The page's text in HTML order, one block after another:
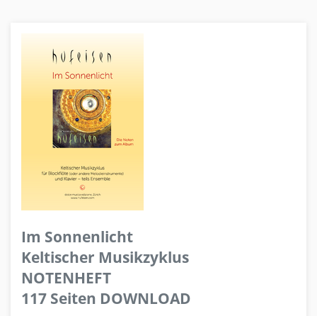
Im Sonnenlicht
Keltischer Musikzyklus
NOTENHEFT
117 Seiten DOWNLOAD